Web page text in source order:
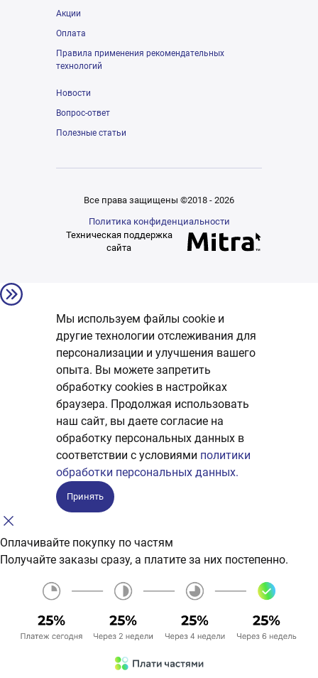
Акции
Оплата
Правила применения рекомендательных
технологий
Новости
Вопрос-ответ
Полезные статьи
Все права защищены ©2018 - 2026
Политика конфиденциальности
Техническая поддержка
сайта
Мы используем файлы cookie и
другие технологии отслеживания для
персонализации и улучшения вашего
опыта. Вы можете запретить
обработку сookies в настройках
браузера. Продолжая использовать
наш сайт, вы даете согласие на
обработку персональных данных в
соответствии с условиями политики
обработки персональных данных.
Принять
Оплачивайте покупку по частям
Получайте заказы сразу, а платите за них постепенно.